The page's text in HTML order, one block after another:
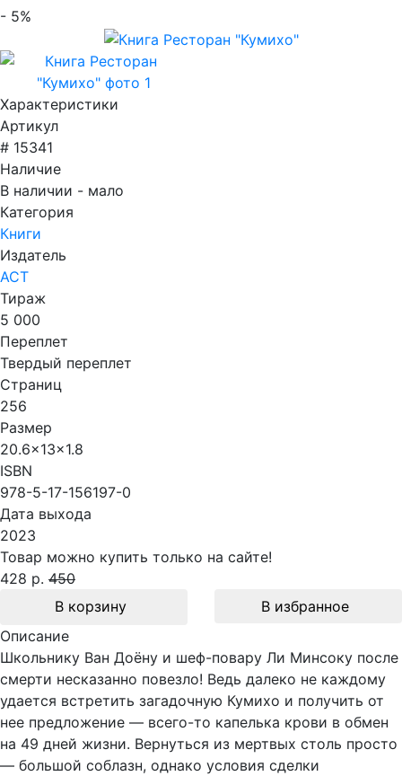
- 5%
Характеристики
Артикул
# 15341
Наличие
В наличии - мало
Категория
Книги
Издатель
АСТ
Тираж
5 000
Переплет
Твердый переплет
Страниц
256
Размер
20.6x13x1.8
ISBN
978-5-17-156197-0
Дата выхода
2023
Товар можно купить только на сайте!
428 р. 450
В корзину
В избранное
Описание
Школьнику Ван Доёну и шеф-повару Ли Минсоку после
смерти несказанно повезло! Ведь далеко не каждому
удается встретить загадочную Кумихо и получить от
нее предложение — всего-то капелька крови в обмен
на 49 дней жизни. Вернуться из мертвых столь просто
— большой соблазн, однако условия сделки